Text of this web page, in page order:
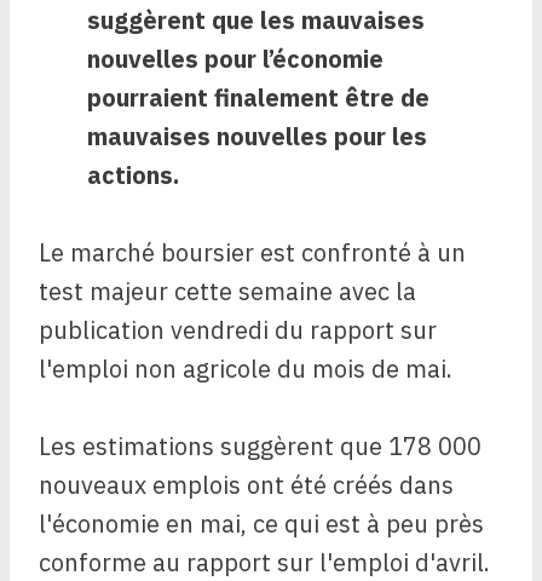
suggèrent que les mauvaises
nouvelles pour l’économie
pourraient finalement être de
mauvaises nouvelles pour les
actions.
Le marché boursier est confronté à un
test majeur cette semaine avec la
publication vendredi du rapport sur
l'emploi non agricole du mois de mai.
Les estimations suggèrent que 178 000
nouveaux emplois ont été créés dans
l'économie en mai, ce qui est à peu près
conforme au rapport sur l'emploi d'avril.